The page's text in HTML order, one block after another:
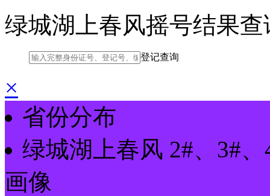
绿城湖上春风摇号结果查
登记查询
×
省份分布
绿城湖上春风 2#、3#
画像